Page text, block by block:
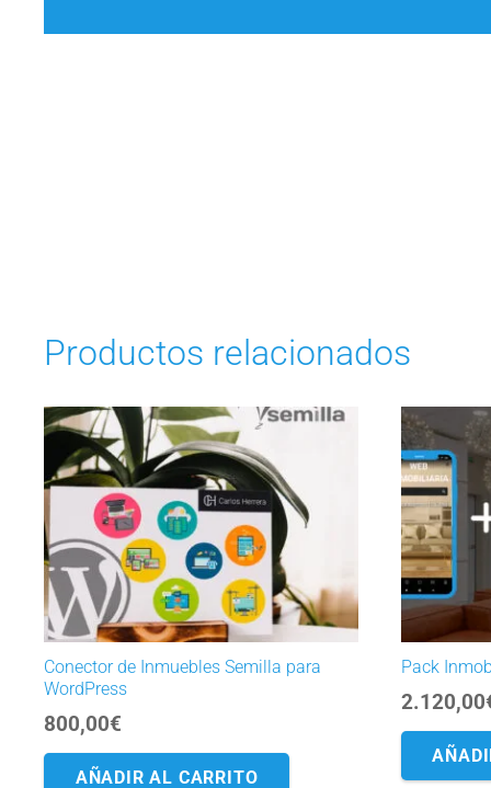
Productos relacionados
Conector de Inmuebles Semilla para
WordPress
800,00€
AÑADIR AL CARRITO
Pack
2.120,00